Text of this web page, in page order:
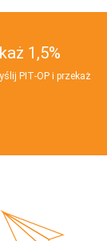
1,5%
PIT‑OP i przekaż